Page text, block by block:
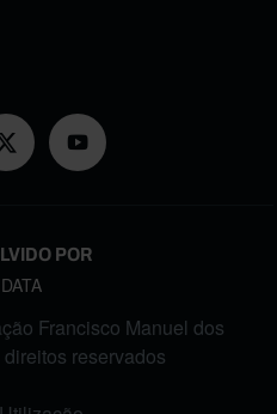
POR
Francisco Manuel dos
reservados